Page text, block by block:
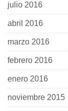
julio 2016
abril 2016
marzo 2016
febrero 2016
enero 2016
noviembre 2015